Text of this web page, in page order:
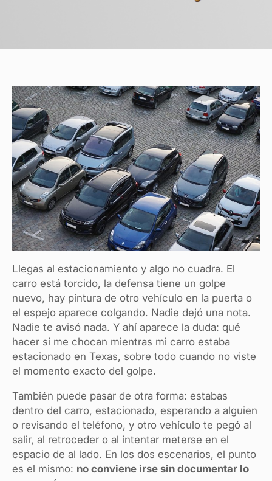
Llegas al estacionamiento y algo no cuadra. El
carro está torcido, la defensa tiene un golpe
nuevo, hay pintura de otro vehículo en la puerta o
el espejo aparece colgando. Nadie dejó una nota.
Nadie te avisó nada. Y ahí aparece la duda: qué
hacer si me chocan mientras mi carro estaba
estacionado en Texas, sobre todo cuando no viste
el momento exacto del golpe.
También puede pasar de otra forma: estabas
dentro del carro, estacionado, esperando a alguien
o revisando el teléfono, y otro vehículo te pegó al
salir, al retroceder o al intentar meterse en el
espacio de al lado. En los dos escenarios, el punto
es el mismo: no conviene irse sin documentar lo